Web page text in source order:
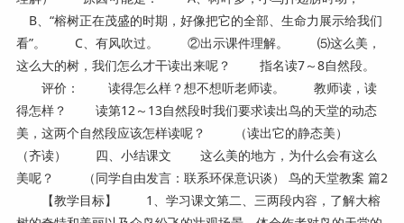
B、“榕树正在茂盛的时期，好像把它的全部、生命力展示给我们
看”。 C、有风吹过。 ②出示课件理解。 ⑸这么美，
这么大的树，我们怎么才干读出来呢？ 指名读7～8自然段。
评价： 读得怎么样？想不想听老师读。 教师读，读
得怎样？ 读第12～13自然段时我们要求读出鸟的天堂的动态
美，这两个自然段应该怎样读呢？ （读出它的静态美）
（齐读） 四、小结课文 这么美的地方，为什么会有这么
美呢？ （同学自由发言：联系环保意识谈） 鸟的天堂教案 篇2
【教学目标】 1、学习课文第二、三两段内容，了解大榕